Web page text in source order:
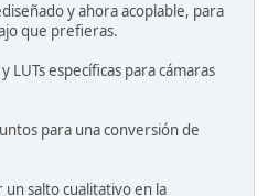
y ahora acoplable, para
que prefieras.
LUTs específicas para cámaras
para una conversión de
salto cualitativo en la